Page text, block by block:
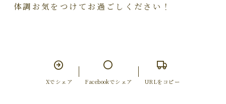
体調お気をつけてお過ごしください！
Xでシェア Facebookでシェア URLをコピー